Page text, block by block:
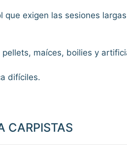
exigen las sesiones
maíces, boilies y
difíciles.
CARPISTAS